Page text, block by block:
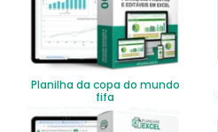
Planilha da copa do mundo
fifa